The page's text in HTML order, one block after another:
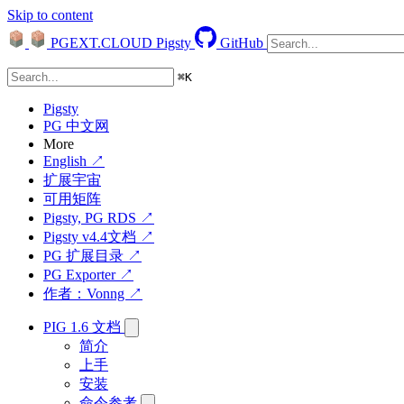
Skip to content
PGEXT.CLOUD Pigsty GitHub
⌘K
Pigsty
PG 中文网
More
English ↗
扩展宇宙
可用矩阵
Pigsty, PG RDS ↗
Pigsty v4.4文档 ↗
PG 扩展目录 ↗
PG Exporter ↗
作者：Vonng ↗
PIG 1.6 文档
简介
上手
安装